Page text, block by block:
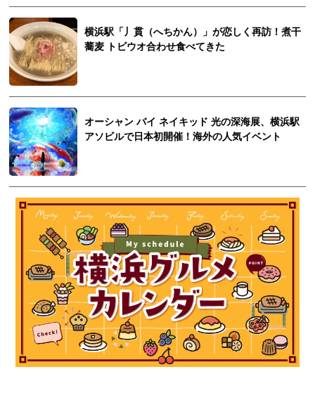
横浜駅「丿貫（へちかん）」が恋しく再訪！煮干
蕎麦 トビウオ合わせ食べてきた
オーシャン バイ ネイキッド 光の深海展、横浜駅
アソビルで日本初開催！海外の人気イベント